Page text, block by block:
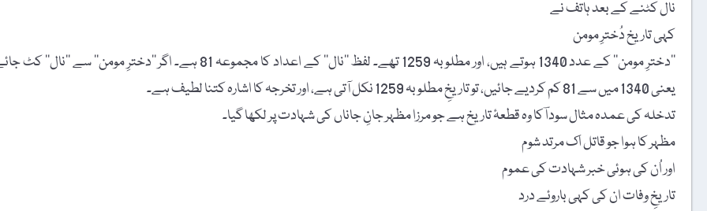
نال کٹنے کے بعد ہاتف نے
کہی تاریخ دُخترِ مومن
’’دخترِ مومن‘‘ کے عدد 1340 ہوتے ہیں، اور مطلوبہ 1259 تھے۔ لفظ ’’نال‘‘ کے اعداد کا مجموعہ 81 ہے۔ اگر ’’دخترِ مومن‘‘ سے ’’نال‘‘
یعنی 1340 میں سے 81 کم کردیے جائیں، تو تاریخِ مطلوبہ 1259 نکل آتی ہے، اور تخرجہ کا اشارہ کتنا لطیف ہے۔
تدخلہ کی عمدہ مثال سوداؔ کا وہ قطعۂ تاریخ ہے جو مرزا مظہر جانِ جاناں کی شہادت پر لکھا گیا۔
مظہر کا ہوا جو قاتل اک مرتد شوم
اور اُن کی ہوئی خبر شہادت کی عموم
تاریخِ وفات ان کی کہی باروئے درد